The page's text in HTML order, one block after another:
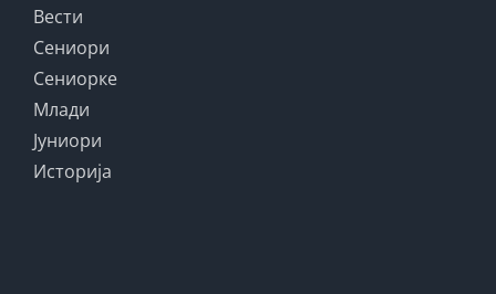
Вести
Сениори
Сениорке
Млади
Јуниори
Историја